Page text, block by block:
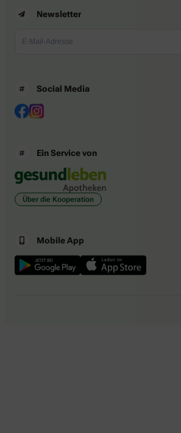
Newsletter
Social Media
Ein Service von
Über die Kooperation
Mobile App